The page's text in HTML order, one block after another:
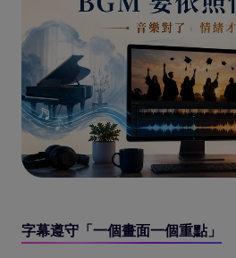
字幕遵守「一個畫面一個重點」